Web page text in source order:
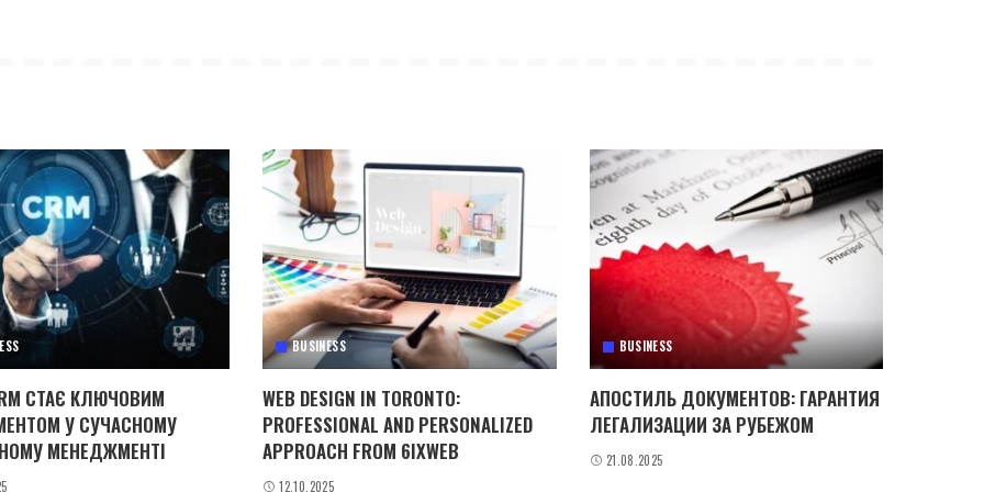
СТАЄ КЛЮЧОВИМ
У СУЧАСНОМУ
МЕНЕДЖМЕНТІ
BUSINESS
WEB DESIGN IN TORONTO:
PROFESSIONAL AND PERSONALIZED
APPROACH FROM 6IXWEB
12.10.2025
BUSINESS
АПОСТИЛЬ ДОКУМЕНТОВ: ГАРАНТИЯ
ЛЕГАЛИЗАЦИИ ЗА РУБЕЖОМ
21.08.2025